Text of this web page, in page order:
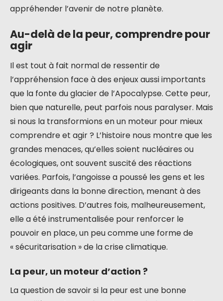
appréhender l’avenir de notre planète.
Au-delà de la peur, comprendre pour
agir
Il est tout à fait normal de ressentir de
l’appréhension face à des enjeux aussi importants
que la fonte du glacier de l’Apocalypse. Cette peur,
bien que naturelle, peut parfois nous paralyser. Mais
si nous la transformions en un moteur pour mieux
comprendre et agir ? L’histoire nous montre que les
grandes menaces, qu’elles soient nucléaires ou
écologiques, ont souvent suscité des réactions
variées. Parfois, l’angoisse a poussé les gens et les
dirigeants dans la bonne direction, menant à des
actions positives. D’autres fois, malheureusement,
elle a été instrumentalisée pour renforcer le
pouvoir en place, un peu comme une forme de
« sécuritarisation » de la crise climatique.
La peur, un moteur d’action ?
La question de savoir si la peur est une bonne